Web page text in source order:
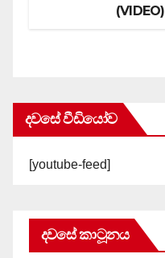
(VIDEO)
දවසේ වීඩියෝව
[youtube-feed]
දවසේ කාටූනය